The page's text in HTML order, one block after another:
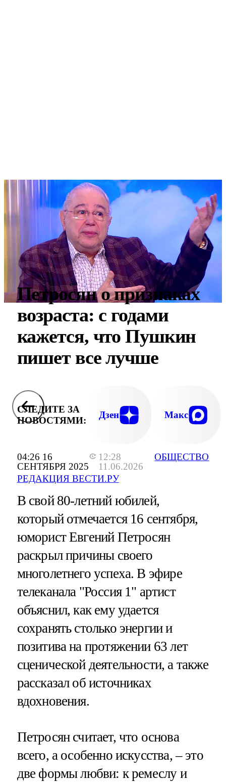
04:26 16
СЕНТЯБРЯ 2025
12:28
11.06.2026
РЕДАКЦИЯ ВЕСТИ.РУ
ОБЩЕСТВО
Петросян о признаках
возраста: с годами
кажется, что Пушкин
пишет все лучше
СЛЕДИТЕ ЗА
НОВОСТЯМИ:
Дзен Макс
В свой 80-летний юбилей,
который отмечается 16 сентября,
юморист Евгений Петросян
раскрыл причины своего
многолетнего успеха. В эфире
телеканала "Россия 1" артист
объяснил, как ему удается
сохранять столько энергии и
позитива на протяжении 63 лет
сценической деятельности, а также
рассказал об источниках
вдохновения.
Петросян считает, что основа
всего, а особенно искусства, – это
две формы любви: к ремеслу и